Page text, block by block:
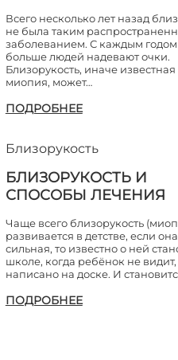
Всего несколько лет назад
не была таким
заболеванием. С каждым годом
больше людей надевают очки.
Близорукость, иначе известная
миопия, может…
ПОДРОБНЕЕ
Близорукость
БЛИЗОРУКОСТЬ И
СПОСОБЫ ЛЕЧЕНИЯ
Чаще всего близорукость
развивается в детстве, если
сильная, то известно о ней
школе, когда ребёнок не видит,
написано на доске. И
ПОДРОБНЕЕ